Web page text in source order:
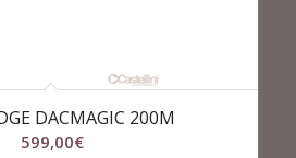
DACMAGIC 200M
599,00€